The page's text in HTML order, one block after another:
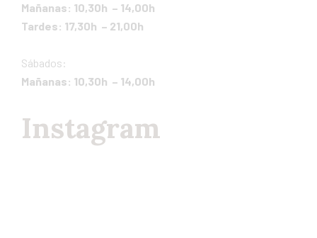
Mañanas: 10,30h – 14,00h
Tardes: 17,30h – 21,00h
Sábados:
Mañanas: 10,30h – 14,00h
Instagram